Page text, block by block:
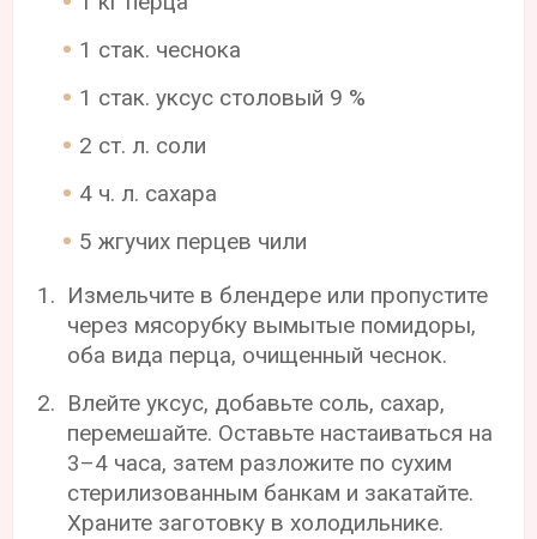
1 стак. чеснока
1 стак. уксус столовый 9 %
2 ст. л. соли
4 ч. л. сахара
5 жгучих перцев чили
Измельчите в блендере или пропустите
через мясорубку вымытые помидоры,
оба вида перца, очищенный чеснок.
Влейте уксус, добавьте соль, сахар,
перемешайте. Оставьте настаиваться на
3–4 часа, затем разложите по сухим
стерилизованным банкам и закатайте.
Храните заготовку в холодильнике.